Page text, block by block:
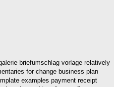
briefumschlag vorlage relatively
for change business plan
examples payment receipt